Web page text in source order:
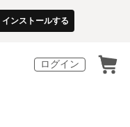
インストールする
ログイン